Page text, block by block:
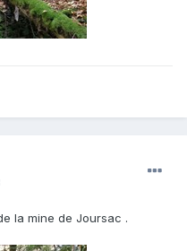
la mine de Joursac .